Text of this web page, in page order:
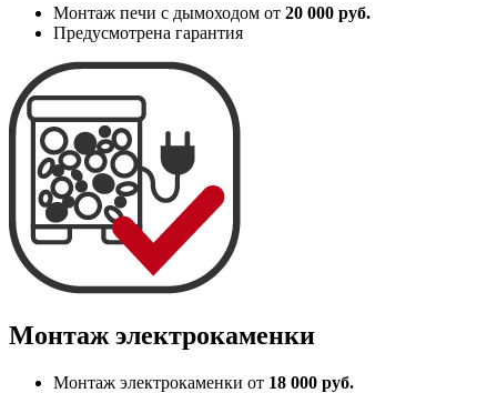
Монтаж печи с дымоходом от 20 000 руб.
Предусмотрена гарантия
Монтаж электрокаменки
Монтаж электрокаменки от 18 000 руб.